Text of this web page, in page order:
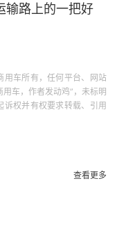
输路上的一把好
用车所有，任何平台、网站
车，作者发动鸡”，未标明
诉权并有权要求转载、引用
查看更多